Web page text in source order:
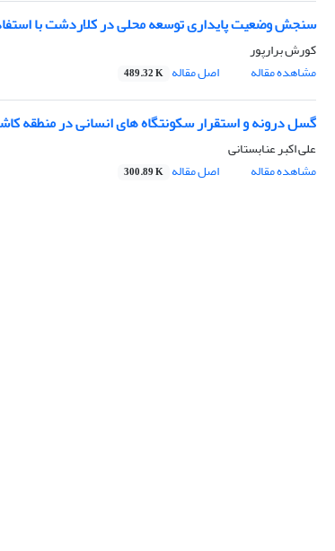
سنجش وضعیت پایداری توسعه محلی در کلاردشت با
کورش برارپور
مشاهده مقاله
اصل مقاله 489.32 K
گسل درونه و استقرار سکونتگاه های انسانی در منطقه
علی اکبر عنابستانی
مشاهده مقاله
اصل مقاله 300.89 K